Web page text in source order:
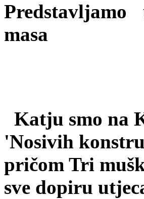
masa
Katju smo na
'Nosivih
pričom Tri
sve dopiru